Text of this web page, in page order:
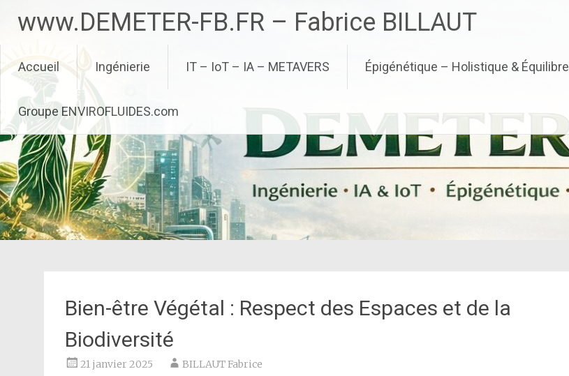
contenu
www.DEMETER-FB.FR – Fabrice BILLAUT
Accueil Ingénierie IT – IoT – IA – METAVERS Épigénétique – Holistique & Équilibre
Groupe ENVIROFLUIDES.com
Bien-être Végétal : Respect des Espaces et de la
Biodiversité
21 janvier 2025 BILLAUT Fabrice